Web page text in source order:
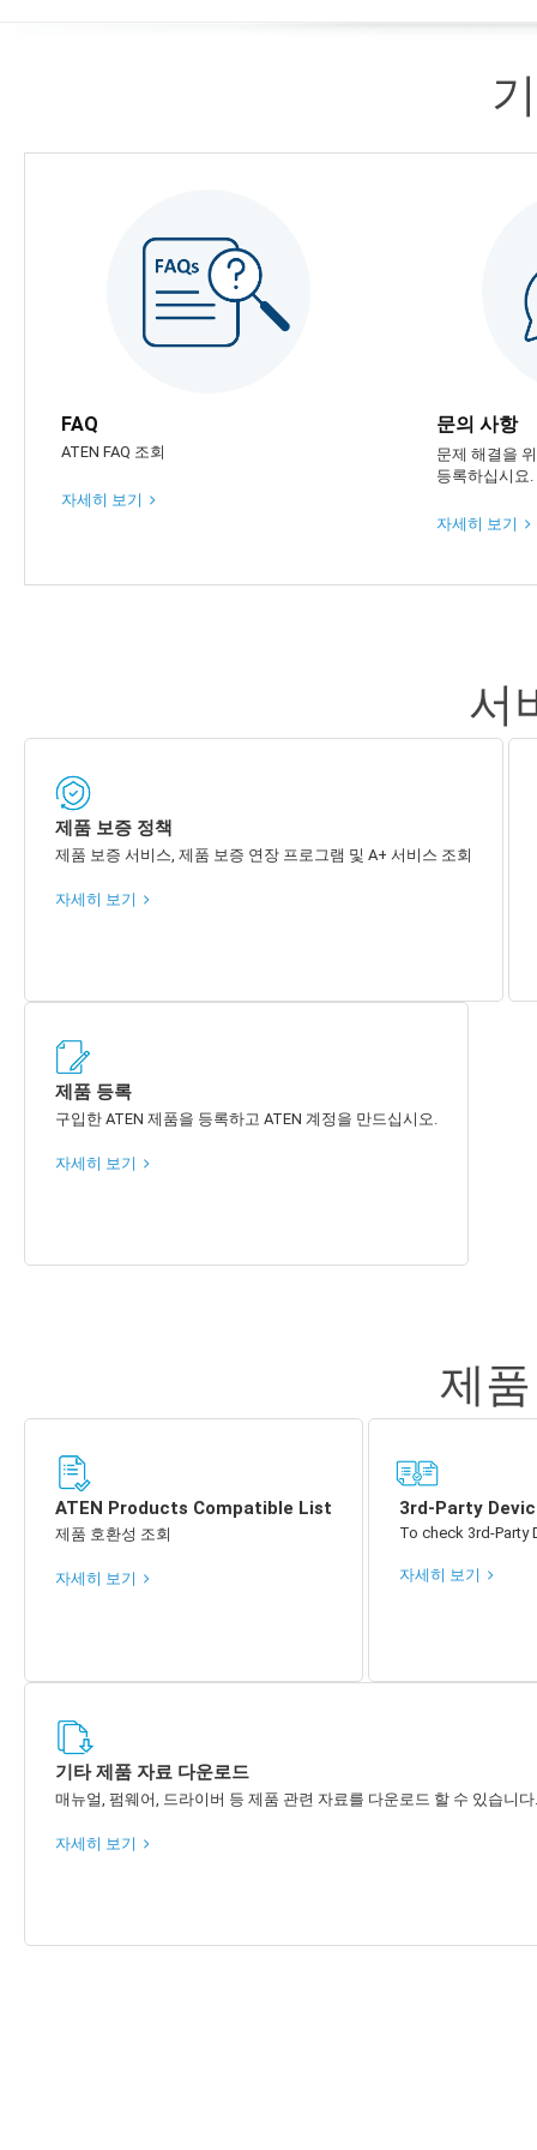
FAQ
ATEN FAQ 조회
자세히 보기
문의 사항
문제 해결을
등록하십시요.
자세히 보기
서
제품 보증 정책
제품 보증 서비스, 제품 보증 연장 프로그램 및 A+ 서비스 조회
자세히 보기
제품 등록
구입한 ATEN 제품을 등록하고 ATEN 계정을 만드십시오.
자세히 보기
제
ATEN Products Compatible List
제품 호환성 조회
자세히 보기
3rd-Party
To check 3rd-
자세히 보기
기타 제품 자료 다운로드
매뉴얼, 펌웨어, 드라이버 등 제품 관련 자료를 다운로드 할 수 있습니다.
자세히 보기